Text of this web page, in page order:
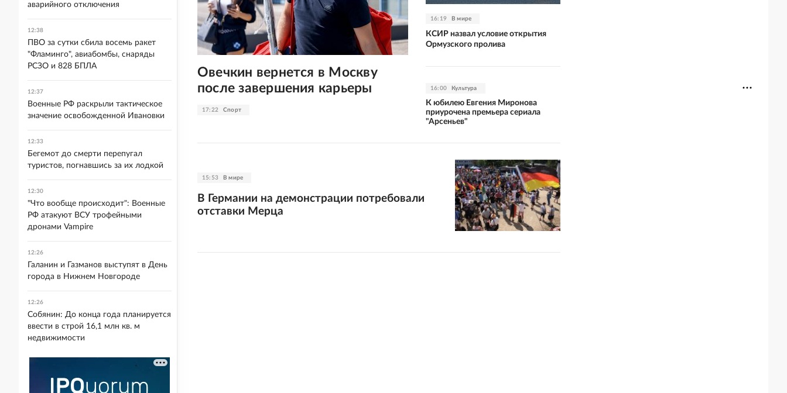
17:22 Спорт
Овечкин вернется в Москву
после завершения карьеры
16:19 В мире
КСИР назвал условие открытия
Ормузского пролива
16:00 Культура
К юбилею Евгения Миронова
приурочена премьера сериала
"Арсеньев"
15:53 В мире
В Германии на демонстрации потребовали
отставки Мерца
аварийного отключения
12:38
ПВО за сутки сбила восемь ракет
"Фламинго", авиабомбы, снаряды
РСЗО и 828 БПЛА
12:37
Военные РФ раскрыли тактическое
значение освобожденной Ивановки
12:33
Бегемот до смерти перепугал
туристов, погнавшись за их лодкой
12:30
"Что вообще происходит": Военные
РФ атакуют ВСУ трофейными
дронами Vampire
12:26
Галанин и Газманов выступят в День
города в Нижнем Новгороде
12:26
Собянин: До конца года планируется
ввести в строй 16,1 млн кв. м
недвижимости